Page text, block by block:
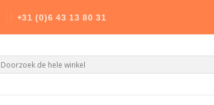
+31 (0)6 43 13 80 31